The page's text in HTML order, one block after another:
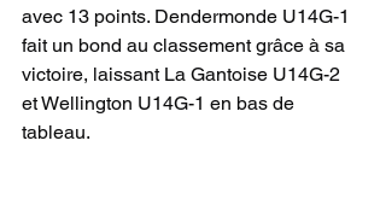
avec 13 points. Dendermonde U14G-1
fait un bond au classement grâce à sa
victoire, laissant La Gantoise U14G-2
et Wellington U14G-1 en bas de
tableau.